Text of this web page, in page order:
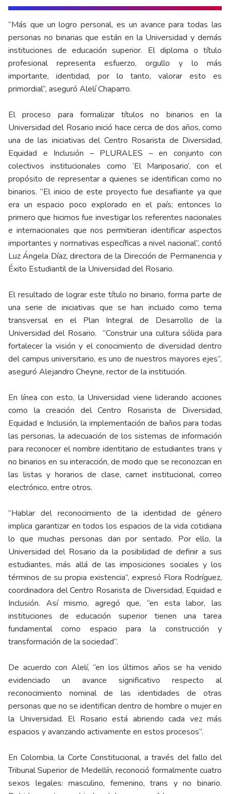
“Más que un logro personal, es un avance para todas las
personas no binarias que están en la Universidad y demás
instituciones de educación superior. El diploma o título
profesional representa esfuerzo, orgullo y lo más
importante, identidad, por lo tanto, valorar esto es
primordial”, aseguró Alelí Chaparro.
El proceso para formalizar títulos no binarios en la
Universidad del Rosario inició hace cerca de dos años, como
una de las iniciativas del Centro Rosarista de Diversidad,
Equidad e Inclusión – PLURALES – en conjunto con
colectivos institucionales como ‘El Mariposario’, con el
propósito de representar a quienes se identifican como no
binarios. “El inicio de este proyecto fue desafiante ya que
era un espacio poco explorado en el país; entonces lo
primero que hicimos fue investigar los referentes nacionales
e internacionales que nos permitieran identificar aspectos
importantes y normativas específicas a nivel nacional”, contó
Luz Ángela Díaz, directora de la Dirección de Permanencia y
Éxito Estudiantil de la Universidad del Rosario.
El resultado de lograr este título no binario, forma parte de
una serie de iniciativas que se han incluido como tema
transversal en el Plan Integral de Desarrollo de la
Universidad del Rosario. “Construir una cultura sólida para
fortalecer la visión y el conocimiento de diversidad dentro
del campus universitario, es uno de nuestros mayores ejes”,
aseguró Alejandro Cheyne, rector de la institución.
En línea con esto, la Universidad viene liderando acciones
como la creación del Centro Rosarista de Diversidad,
Equidad e Inclusión, la implementación de baños para todas
las personas, la adecuación de los sistemas de información
para reconocer el nombre identitario de estudiantes trans y
no binarios en su interacción, de modo que se reconozcan en
las listas y horarios de clase, carnet institucional, correo
electrónico, entre otros.
“Hablar del reconocimiento de la identidad de género
implica garantizar en todos los espacios de la vida cotidiana
lo que muchas personas dan por sentado. Por ello, la
Universidad del Rosario da la posibilidad de definir a sus
estudiantes, más allá de las imposiciones sociales y los
términos de su propia existencia”, expresó Flora Rodríguez,
coordinadora del Centro Rosarista de Diversidad, Equidad e
Inclusión. Así mismo, agregó que, “en esta labor, las
instituciones de educación superior tienen una tarea
fundamental como espacio para la construcción y
transformación de la sociedad”.
De acuerdo con Alelí, “en los últimos años se ha venido
evidenciado un avance significativo respecto al
reconocimiento nominal de las identidades de otras
personas que no se identifican dentro de hombre o mujer en
la Universidad. El Rosario está abriendo cada vez más
espacios y avanzando activamente en estos procesos”.
En Colombia, la Corte Constitucional, a través del fallo del
Tribunal Superior de Medellín, reconoció formalmente cuatro
sexos legales: masculino, femenino, trans y no binario.